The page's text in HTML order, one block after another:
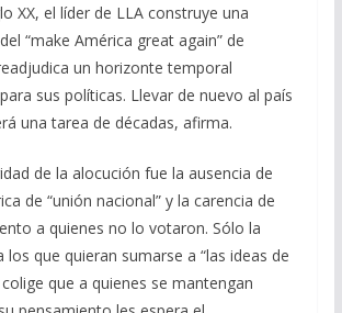
XX, el líder de LLA construye una
“make América great again” de
un horizonte temporal
sus políticas. Llevar de nuevo al país
una tarea de décadas, afirma.
de la alocución fue la ausencia de
de “unión nacional” y la carencia de
a quienes no lo votaron. Sólo la
que quieran sumarse a “las ideas de
colige que a quienes se mantengan